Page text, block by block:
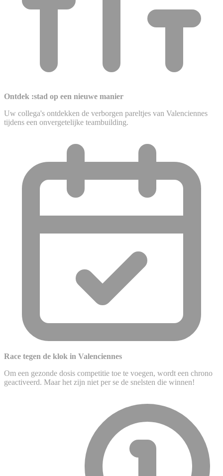
Ontdek :stad op een nieuwe manier
Uw collega's ontdekken de verborgen pareltjes van Valenciennes
tijdens een onvergetelijke teambuilding.
Race tegen de klok in Valenciennes
Om een gezonde dosis competitie toe te voegen, wordt een chrono
geactiveerd. Maar het zijn niet per se de snelsten die winnen!